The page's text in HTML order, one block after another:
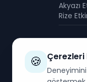
Akyazı
Rize
🍪 Çerezleri